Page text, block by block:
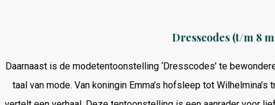
Dresscodes (t/m 8
Daarnaast is de modetentoonstelling ‘Dresscodes’ te
taal van mode. Van koningin Emma’s hofsleep tot